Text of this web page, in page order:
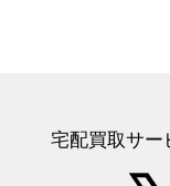
宅配買取サー